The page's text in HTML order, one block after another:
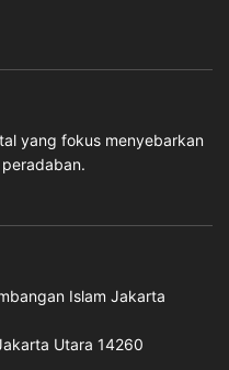
yang fokus menyebarkan
Islam Jakarta
Utara 14260